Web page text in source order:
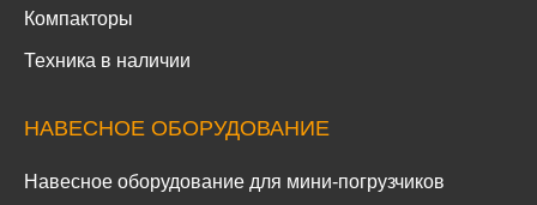
Компакторы
Техника в наличии
НАВЕСНОЕ ОБОРУДОВАНИЕ
Навесное оборудование для мини-погрузчиков